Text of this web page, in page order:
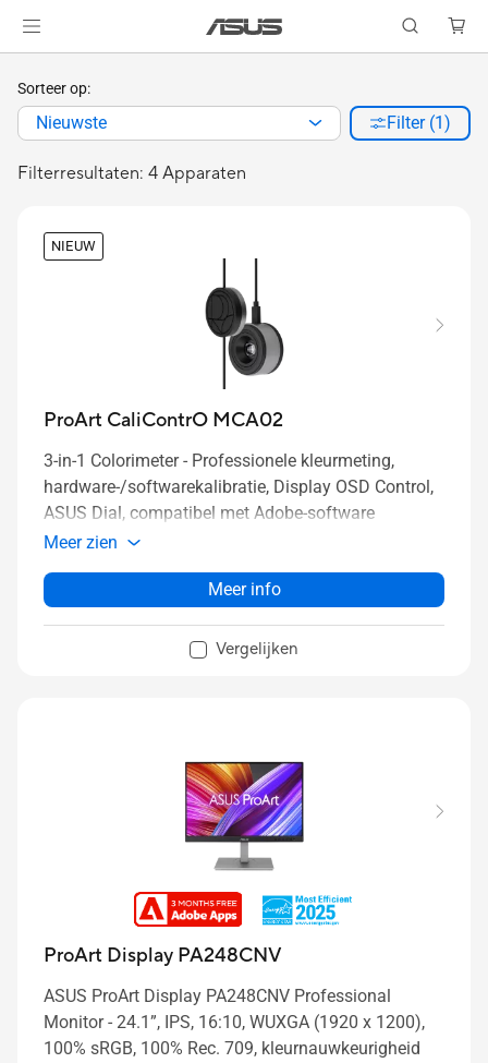
Filterresultaten: 4 Apparaten
Sorteer op:
Nieuwste Filter (1)
NIEUW
ProArt CaliContrO MCA02
3-in-1 Colorimeter - Professionele kleurmeting,
hardware-/softwarekalibratie, Display OSD Control,
ASUS Dial, compatibel met Adobe-software
Meer zien
Meer info
Vergelijken
ProArt Display PA248CNV
ASUS ProArt Display PA248CNV Professional
Monitor - 24.1”, IPS, 16:10, WUXGA (1920 x 1200),
100% sRGB, 100% Rec. 709, kleurnauwkeurigheid